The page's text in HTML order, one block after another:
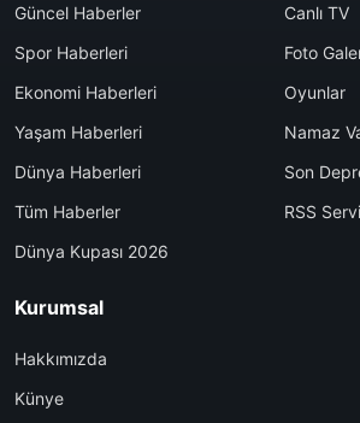
Güncel Haberler
Spor Haberleri
Ekonomi Haberleri
Yaşam Haberleri
Dünya Haberleri
Tüm Haberler
Dünya Kupası 2026
Canlı TV
Foto
Oyunlar
Namaz
Son
RSS
Kurumsal
Hakkımızda
Künye